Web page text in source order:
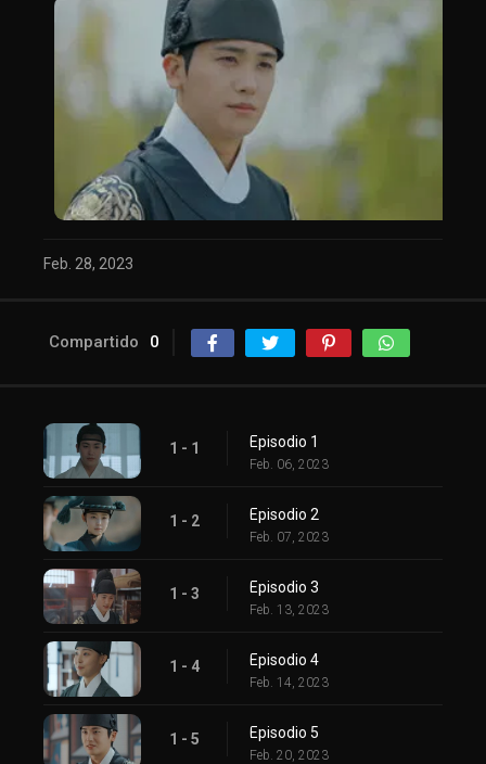
Feb. 28, 2023
Compartido 0
1 - 1 Episodio 1
Feb. 06, 2023
1 - 2 Episodio 2
Feb. 07, 2023
1 - 3 Episodio 3
Feb. 13, 2023
1 - 4 Episodio 4
Feb. 14, 2023
1 - 5 Episodio 5
Feb. 20, 2023